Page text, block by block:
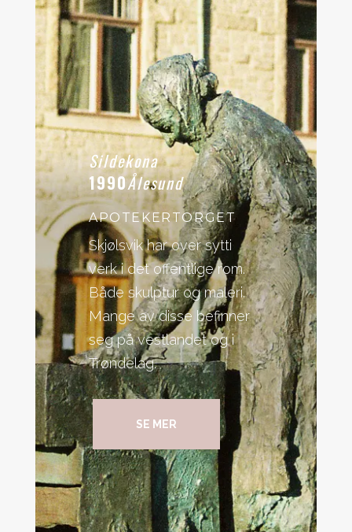
Sildekona
1990Ålesund
APOTEKERTORGET
Skjølsvik har over sytti
verk i det offentlige rom.
Både skulptur og maleri.
Mange av disse befinner
seg på vestlandet og i
Trøndelag.
SE MER